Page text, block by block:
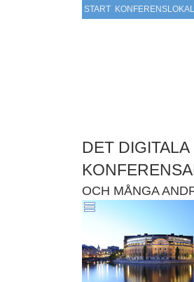
START
DET
OCH MÅNGA